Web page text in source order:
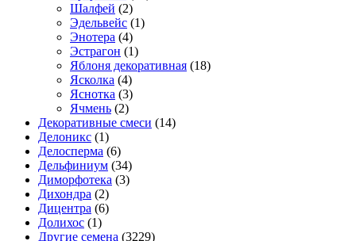
Шалфей (2)
Эдельвейс (1)
Энотера (4)
Эстрагон (1)
Яблоня декоративная (18)
Ясколка (4)
Яснотка (3)
Ячмень (2)
Декоративные смеси (14)
Делоникс (1)
Делосперма (6)
Дельфиниум (34)
Диморфотека (3)
Дихондра (2)
Дицентра (6)
Долихос (1)
Другие семена (3229)